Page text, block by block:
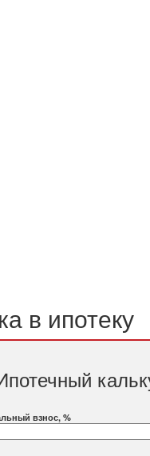
в ипотеку
взнос, %